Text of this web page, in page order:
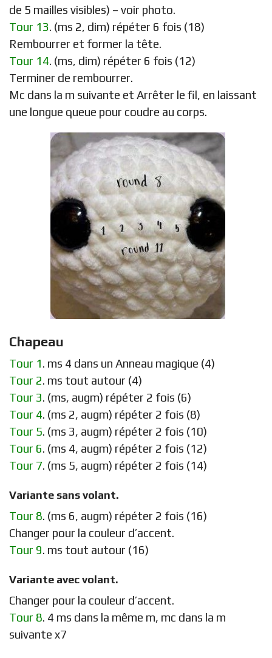
de 5 mailles visibles) – voir photo.
Tour 13. (ms 2, dim) répéter 6 fois (18)
Rembourrer et former la tête.
Tour 14. (ms, dim) répéter 6 fois (12)
Terminer de rembourrer.
Mc dans la m suivante et Arrêter le fil, en laissant
une longue queue pour coudre au corps.
Chapeau
Tour 1. ms 4 dans un Anneau magique (4)
Tour 2. ms tout autour (4)
Tour 3. (ms, augm) répéter 2 fois (6)
Tour 4. (ms 2, augm) répéter 2 fois (8)
Tour 5. (ms 3, augm) répéter 2 fois (10)
Tour 6. (ms 4, augm) répéter 2 fois (12)
Tour 7. (ms 5, augm) répéter 2 fois (14)
Variante sans volant.
Tour 8. (ms 6, augm) répéter 2 fois (16)
Changer pour la couleur d’accent.
Tour 9. ms tout autour (16)
Variante avec volant.
Changer pour la couleur d’accent.
Tour 8. 4 ms dans la même m, mc dans la m
suivante x7